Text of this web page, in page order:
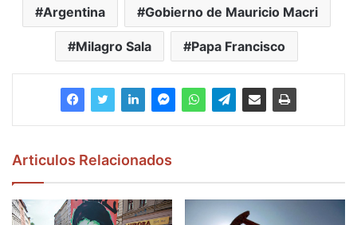
Argentina Gobierno de Mauricio Macri
Milagro Sala Papa Francisco
Articulos Relacionados